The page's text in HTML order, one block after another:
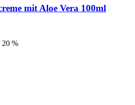
mit Aloe Vera 100ml
20 %